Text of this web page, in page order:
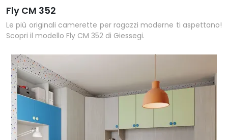
Fly CM 352
Le più originali camerette per ragazzi moderne ti aspettano!
Scopri il modello Fly CM 352 di Giessegi.